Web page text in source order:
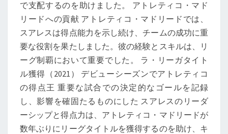
で支配するのを助けました。 アトレティコ・マド
リードへの貢献 アトレティコ・マドリードでは、
スアレスは得点能力を示し続け、チームの成功に重
要な役割を果たしました。彼の経験とスキルは、リ
ーグ制覇において重要でした。 ラ・リーガタイト
ル獲得（2021） デビューシーズンでアトレティコ
の得点王 重要な試合での決定的なゴールを記録
し、影響を確固たるものにした スアレスのリーダ
ーシップと得点力は、アトレティコ・マドリードが
数年ぶりにリーグタイトルを獲得するのを助け、キ